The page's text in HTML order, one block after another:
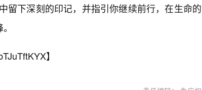
留下深刻的印记，并指引你继续前行，在生命的
】